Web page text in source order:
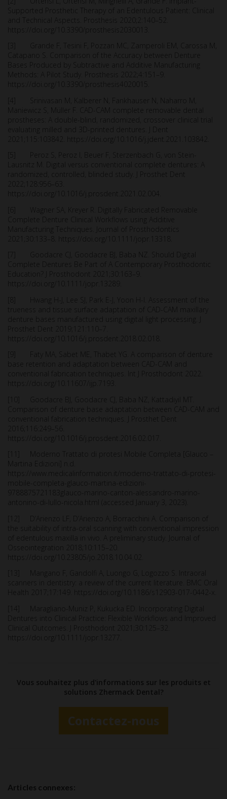
Supported Prosthetic Therapy of an Edentulous Patient: Clinical
and Technical Aspects. Prosthesis 2020;2:140–52.
https://doi.org/10.3390/prosthesis2030013.
[3] Grande F, Tesini F, Pozzan MC, Zamperoli EM, Carossa M,
Catapano S. Comparison of the Accuracy between Denture
Bases Produced by Subtractive and Additive Manufacturing
Methods: A Pilot Study. Prosthesis 2022;4:151–9.
https://doi.org/10.3390/prosthesis4020015.
[4] Srinivasan M, Kalberer N, Fankhauser N, Naharro M,
Maniewicz S, Müller F. CAD-CAM complete removable dental
prostheses: A double-blind, randomized, crossover clinical trial
evaluating milled and 3D-printed dentures. J Dent
2021;115:103842. https://doi.org/10.1016/j.jdent.2021.103842.
[5] Peroz S, Peroz I, Beuer F, Sterzenbach G, von Stein-
Lausnitz M. Digital versus conventional complete dentures: A
randomized, controlled, blinded study. J Prosthet Dent
2022;128:956–63.
https://doi.org/10.1016/j.prosdent.2021.02.004.
[6] Wagner SA, Kreyer R. Digitally Fabricated Removable
Complete Denture Clinical Workflows using Additive
Manufacturing Techniques. Journal of Prosthodontics
2021;30:133–8. https://doi.org/10.1111/jopr.13318.
[7] Goodacre CJ, Goodacre BJ, Baba NZ. Should Digital
Complete Dentures Be Part of A Contemporary Prosthodontic
Education? J Prosthodont 2021;30:163–9.
https://doi.org/10.1111/jopr.13289.
[8] Hwang H-J, Lee SJ, Park E-J, Yoon H-I. Assessment of the
trueness and tissue surface adaptation of CAD-CAM maxillary
denture bases manufactured using digital light processing. J
Prosthet Dent 2019;121:110–7.
https://doi.org/10.1016/j.prosdent.2018.02.018.
[9] Faty MA, Sabet ME, Thabet YG. A comparison of denture
base retention and adaptation between CAD-CAM and
conventional fabrication techniques. Int J Prosthodont 2022.
https://doi.org/10.11607/ijp.7193.
[10] Goodacre BJ, Goodacre CJ, Baba NZ, Kattadiyil MT.
Comparison of denture base adaptation between CAD-CAM and
conventional fabrication techniques. J Prosthet Dent
2016;116:249–56.
https://doi.org/10.1016/j.prosdent.2016.02.017.
[11] Moderno Trattato di protesi Mobile Completa [Glauco –
Martina Edizioni] n.d.
https://www.medicalinformation.it/moderno-trattato-di-protesi-
mobile-completa-glauco-martina-edizioni-
9788875721183glauco-marino-canton-alessandro-marino-
antonino-di-lullo-nicola.html (accessed January 3, 2023).
[12] D’Arienzo LF, D’Arienzo A, Borracchini A. Comparison of
the suitability of intra-oral scanning with conventional impression
of edentulous maxilla in vivo. A preliminary study. Journal of
Osseointegration 2018;10:115–20.
https://doi.org/10.23805/jo.2018.10.04.02.
[13] Mangano F, Gandolfi A, Luongo G, Logozzo S. Intraoral
scanners in dentistry: a review of the current literature. BMC Oral
Health 2017;17:149. https://doi.org/10.1186/s12903-017-0442-x.
[14] Maragliano-Muniz P, Kukucka ED. Incorporating Digital
Dentures into Clinical Practice: Flexible Workflows and Improved
Clinical Outcomes. J Prosthodont 2021;30:125–32.
https://doi.org/10.1111/jopr.13277.
Vous souhaitez plus d'informations sur les produits et
solutions Zhermack Dental?
Contactez-nous
Articles connexes: